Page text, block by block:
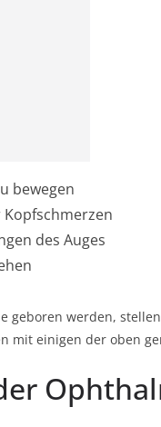
bewegen
des Auges
geboren werden,
mit einigen der oben